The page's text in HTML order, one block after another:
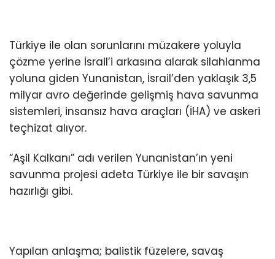
Türkiye ile olan sorunlarını müzakere yoluyla
çözme yerine İsrail’i arkasına alarak silahlanma
yoluna giden Yunanistan, İsrail’den yaklaşık 3,5
milyar avro değerinde gelişmiş hava savunma
sistemleri, insansız hava araçları (İHA) ve askeri
teçhizat alıyor.
“Aşil Kalkanı” adı verilen Yunanistan’ın yeni
savunma projesi adeta Türkiye ile bir savaşın
hazırlığı gibi.
Yapılan anlaşma; balistik füzelere, savaş